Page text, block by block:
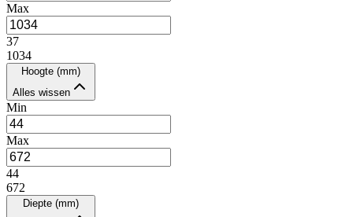
Max
37
1034
Hoogte (mm)
Alles wissen
Min
Max
44
672
Diepte (mm)